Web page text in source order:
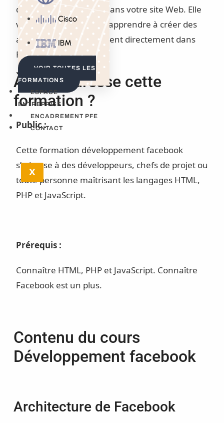
Cisco
IBM
VOIR TOUTES LES
FORMATIONS
ESPACE
ENTREPRISE
ENCADREMENT PFE
CONTACT
X
données de Facebook dans votre site Web. Elle
vous permettra aussi d’apprendre à créer des
applications qui s’intègrent directement dans
Facebook.
À qui s’adresse cette
formation ?
Public :
Cette formation développement facebook
s’adresse à des développeurs, chefs de projet ou
toute personne maîtrisant les langages HTML,
PHP et JavaScript.
Prérequis :
Connaître HTML, PHP et JavaScript. Connaître
Facebook est un plus.
Contenu du cours
Développement facebook
Architecture de Facebook